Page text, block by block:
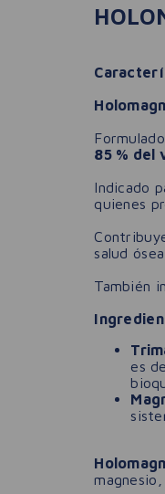
85 % del
Indicado
quienes
salud
También
es